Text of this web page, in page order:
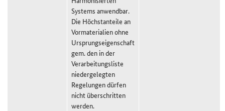
Systems anwendbar.
Die Höchstanteile an
Vormaterialien ohne
Ursprungseigenschaft
gem. den in der
Verarbeitungsliste
niedergelegten
Regelungen dürfen
nicht überschritten
werden.